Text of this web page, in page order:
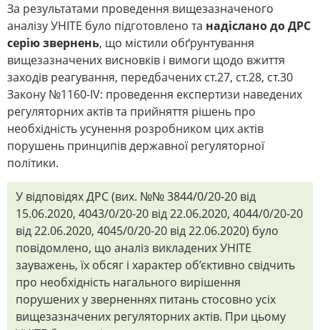
За результатами проведення вищезазначеного
аналізу УНІТЕ було підготовлено та надіслано до ДРС
серію звернень, що містили обґрунтування
вищезазначених висновків і вимоги щодо вжиття
заходів реагування, передбачених ст.27, ст.28, ст.30
Закону №1160-IV: проведення експертизи наведених
регуляторних актів та прийняття рішень про
необхідність усунення розробником цих актів
порушень принципів державної регуляторної
політики.
У відповідях ДРС (вих. №№ 3844/0/20-20 від
15.06.2020, 4043/0/20-20 від 22.06.2020, 4044/0/20-20
від 22.06.2020, 4045/0/20-20 від 22.06.2020) було
повідомлено, що аналіз викладених УНІТЕ
зауважень, їх обсяг і характер об’єктивно свідчить
про необхідність нагального вирішення
порушених у зверненнях питань стосовно усіх
вищезазначених регуляторних актів. При цьому